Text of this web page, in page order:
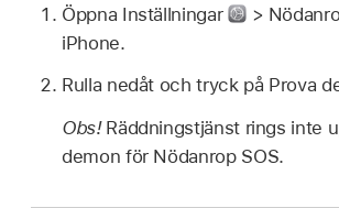
Öppna Inställningar
>
iPhone.
Rulla nedåt och tryck på Prova
Obs! Räddningstjänst rings inte
demon för Nödanrop SOS.